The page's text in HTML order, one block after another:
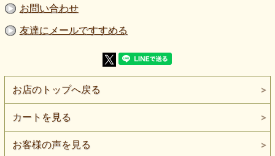
感は目安としてご覧ください。
濃紺地にオフベージュの水玉プリントを合わせた、コントラ
ストが美しいコットンリブニット。 定番のドット柄なが
中肉厚で伸縮性が高く、体に程よくフィットしやすい素材
感。 カットソー・トップス・ワンピース・チュニックはも
【よくある質問】
Q. 家庭用ミシンでも縫えますか？
A. はい、家庭用ミシンでも縫製可能です。
ニット用針（#11〜#14）を使用すると縫いやすくなりま
す。
お問い合わせ
友達にメールですすめる
お店のトップへ戻る
カートを見る
お客様の声を見る